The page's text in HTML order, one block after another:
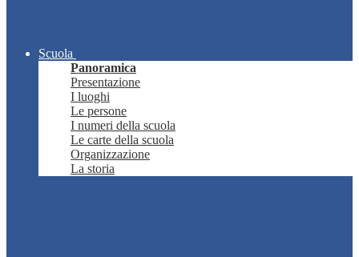
Scuola
Panoramica
Presentazione
I luoghi
Le persone
I numeri della scuola
Le carte della scuola
Organizzazione
La storia